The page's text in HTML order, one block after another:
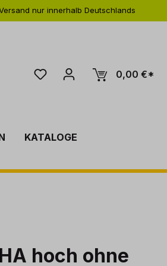
nur innerhalb Deutschlands
0,00 €*
KATALOGE
hoch ohne